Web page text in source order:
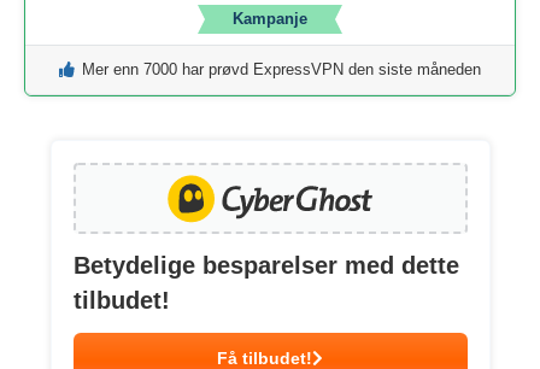
Kampanje
Mer enn 7000 har prøvd ExpressVPN den siste måneden
Betydelige besparelser med dette
tilbudet!
Få tilbudet!